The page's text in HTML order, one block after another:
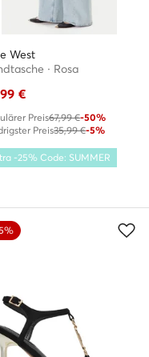
West
· Rosa
€
Preis67,99 €-50%
Preis35,99 €-5%
-25% Code: SUMMER